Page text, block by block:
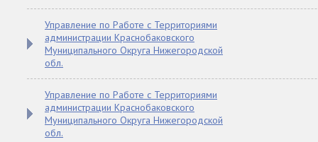
Управление по Работе с Территориями
администрации Краснобаковского
Муниципального Округа Нижегородской
обл.
Управление по Работе с Территориями
администрации Краснобаковского
Муниципального Округа Нижегородской
обл.